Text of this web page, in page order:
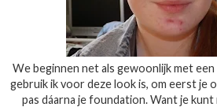
We beginnen net als gewoonlijk met
gebruik ik voor deze look is, om eerst je
pas dáarna je foundation. Want je kunt